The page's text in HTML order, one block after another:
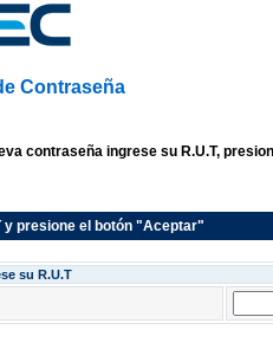
Contraseña
contraseña ingrese su R.U.T,
y presione el botón "Aceptar"
su R.U.T